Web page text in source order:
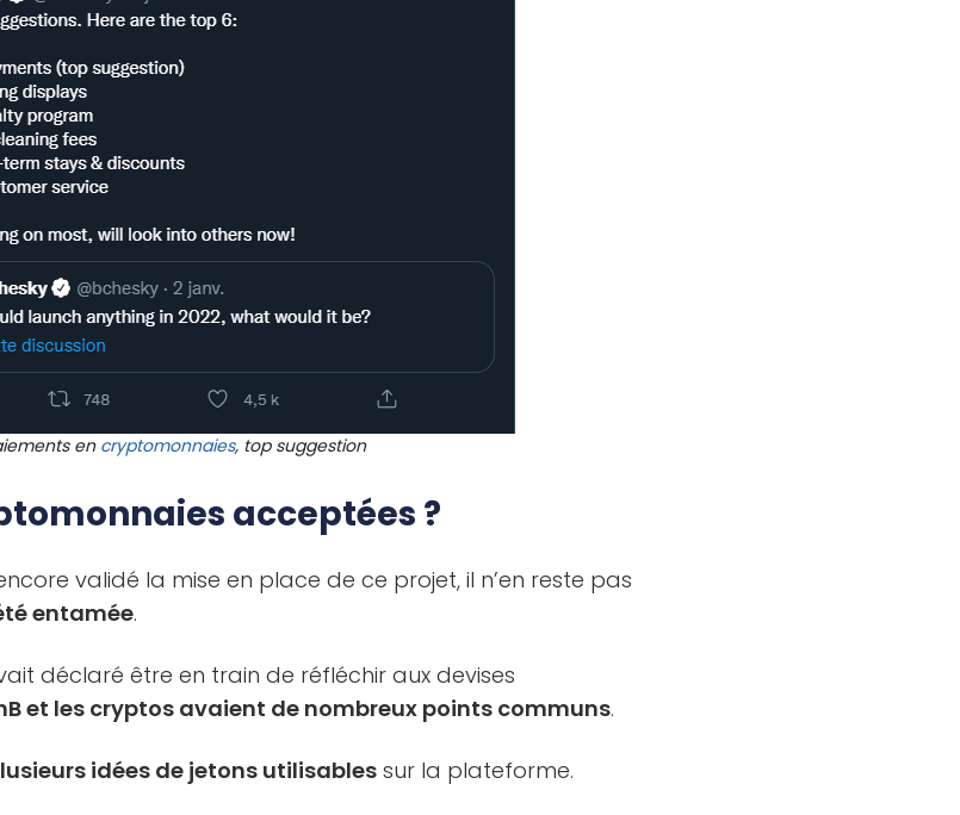
encryptomonnaies, top suggestion
acceptées ?
validé la mise en place de ce projet, il n’en reste pas
entamée.
déclaré être en train de réfléchir aux devises
et les cryptos avaient de nombreux points communs.
idées de jetons utilisablessur la plateforme.